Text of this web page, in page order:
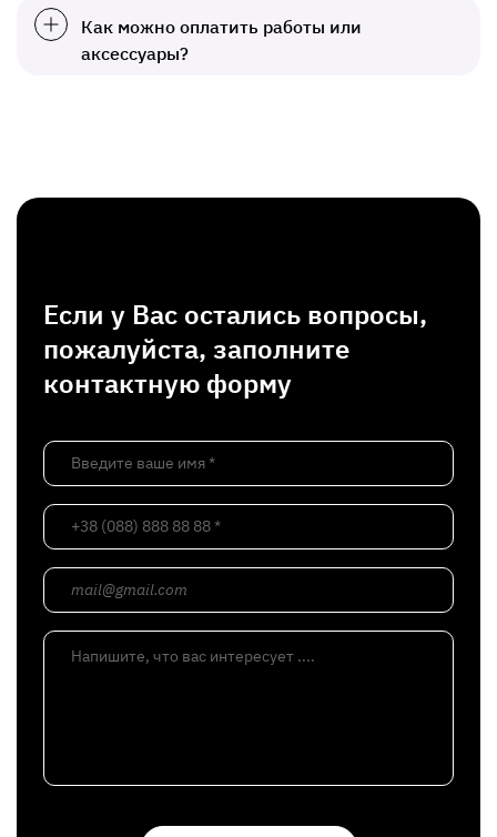
Как можно оплатить работы или
аксессуары?
Если у Вас остались вопросы,
пожалуйста, заполните
контактную форму
Введите ваше имя *
+38 (088) 888 88 88 *
mail@gmail.com
Напишите, что вас интересует ....